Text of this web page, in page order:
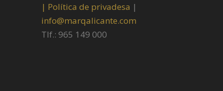
| Política de privadesa |
info@marqalicante.com
Tlf.: 965 149 000